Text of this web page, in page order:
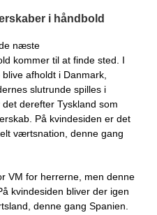
i håndbold
næste
kommer til at finde sted. I
afholdt i Danmark,
slutrunde spilles i
derefter Tyskland som
På kvindesiden er det
værtsnation, denne gang
VM for herrerne, men denne
kvindesiden bliver der igen
denne gang Spanien.